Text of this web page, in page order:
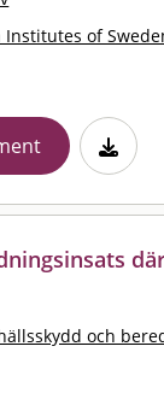
Institutes of
och